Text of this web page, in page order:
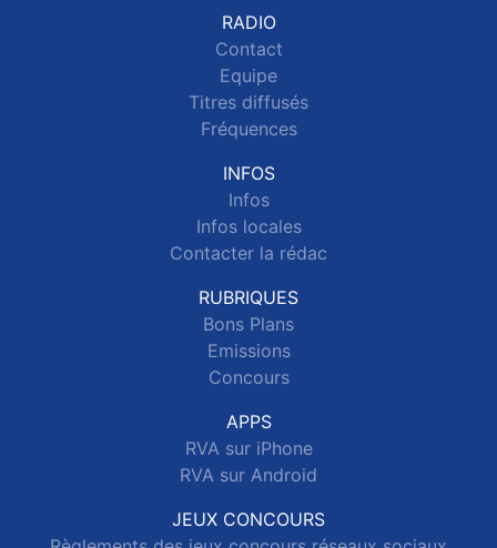
RADIO
Contact
Equipe
Titres diffusés
Fréquences
INFOS
Infos
Infos locales
Contacter la rédac
RUBRIQUES
Bons Plans
Emissions
Concours
APPS
RVA sur iPhone
RVA sur Android
JEUX CONCOURS